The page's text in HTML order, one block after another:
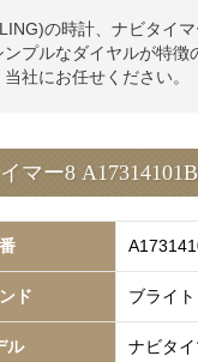
の時計、ナビタイ
プルなダイヤルが特
社にお任せください。
マー8
ド ブライ
ル ナビタイ